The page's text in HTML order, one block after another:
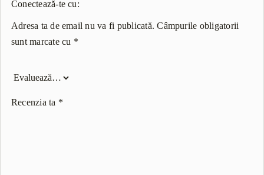
Conectează-te cu:
Adresa ta de email nu va fi publicată. Câmpurile obligatorii
sunt marcate cu *
Recenzia ta *